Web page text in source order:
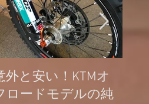
外と安い！KTMオ
ロードモデルの純